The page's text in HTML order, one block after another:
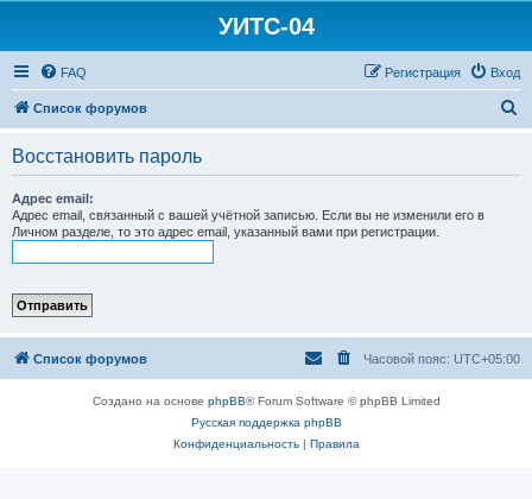
УИТС-04
FAQ Вход
Регистрация
Список форумов
Восстановить пароль
Адрес email:
Адрес email, связанный с вашей учётной записью. Если вы не изменили его в
Личном разделе, то это адрес email, указанный вами при регистрации.
Список форумов Часовой пояс: UTC+05:00
Создано на основе phpBB® Forum Software © phpBB Limited
Русская поддержка phpBB
Конфиденциальность| Правила